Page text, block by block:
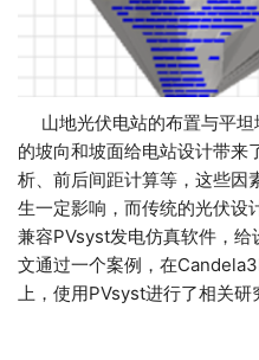
山地光伏电站的布置与平坦
的坡向和坡面给电站设计带来
析、前后间距计算等，这些因
生一定影响，而传统的光伏设
兼容PVsyst发电仿真软件，
文通过一个案例，在
上，使用PVsyst进行了相关